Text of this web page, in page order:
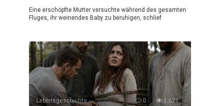
Eine erschöpfte Mutter versuchte während des gesamten
Fluges, ihr weinendes Baby zu beruhigen, schlief
Lebensgeschichte 0 1.621